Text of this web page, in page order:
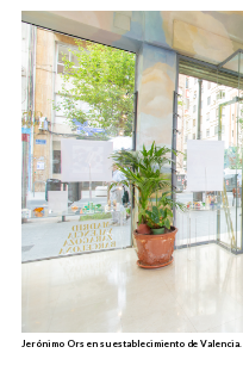
Jerónimo Ors en su establecimiento de Valencia.